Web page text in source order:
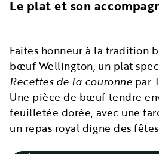
Le plat et son
Faites honneur à la tradition
bœuf Wellington, un plat
Recettes de la couronne par
Une pièce de bœuf tendre
feuilletée dorée, avec une
un repas royal digne des